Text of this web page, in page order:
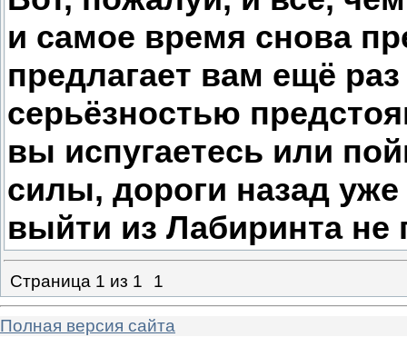
и самое время снова
предлагает вам ещё
серьёзностью
вы испугаетесь или
силы, дороги назад
выйти из Лабиринта не
Страница 1 из 1 1
Полная версия сайта